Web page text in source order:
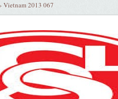
Vietnam 2013 067